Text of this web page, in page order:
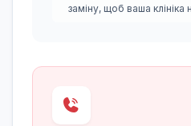
заміну, щоб ваша клініка